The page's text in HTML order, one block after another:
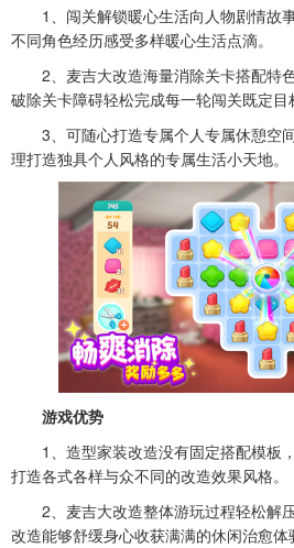
1、闯关解锁暖心生活向人物剧情故
不同角色经历感受多样暖心生活点滴。
2、麦吉大改造海量消除关卡搭配特
破除关卡障碍轻松完成每一轮闯关既定目
3、可随心打造专属个人专属休憩空
理打造独具个人风格的专属生活小天地。
游戏优势
1、造型家装改造没有固定搭配模板
打造各式各样与众不同的改造效果风格。
2、麦吉大改造整体游玩过程轻松解
改造能够舒缓身心收获满满的休闲治愈体